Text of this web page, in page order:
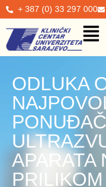
+ 387 (0) 33 297 000
ODLUKA
APARATA